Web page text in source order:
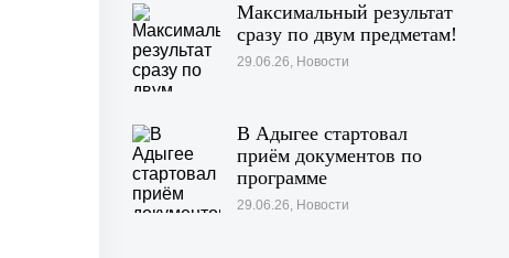
Максимальный результат
сразу по двум предметам!
29.06.26, Новости
В Адыгее стартовал
приём документов по
программе
«Профессионалитет»
29.06.26, Новости